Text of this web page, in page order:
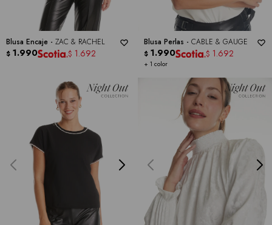
Blusa Encaje - ZAC & RACHEL
$ 1.990 $ 1.692
Blusa Perlas - CABLE & GAUGE
+ 1 color
$ 1.990 $ 1.692